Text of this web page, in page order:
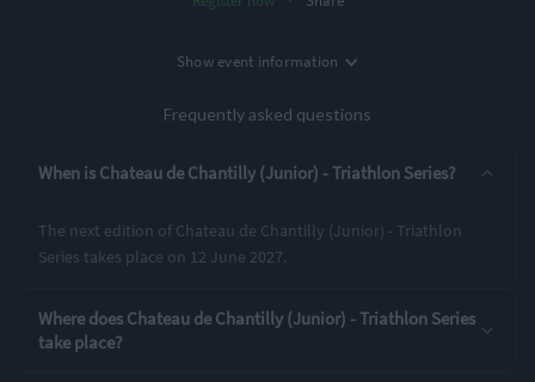
Panthére Rose 11-12 ans (Junior)
Showevent information
Frequently asked questions
When is Chateau de Chantilly (Junior) - Triathlon Series?
The next edition of Chateau de Chantilly (Junior) - Triathlon
Series takes place on 12 June 2027.
Where does Chateau de Chantilly (Junior) - Triathlon Series
take place?